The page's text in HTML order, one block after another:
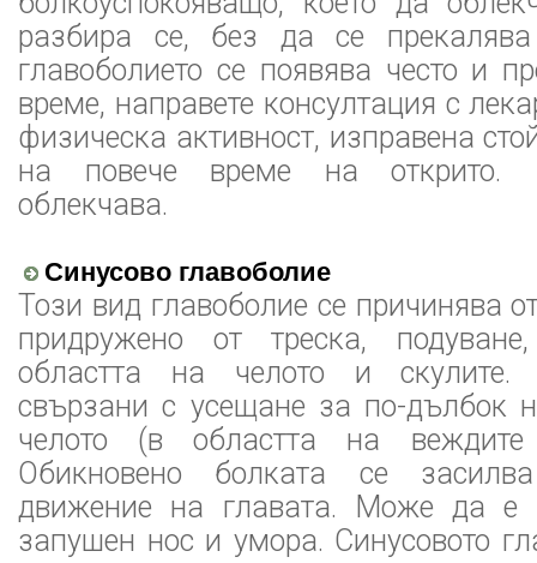
разбира се, без да се
главоболието се появява често и
време, направете консултация с
физическа активност, изправена
на повече време на открито.
облекчава.
Синусово главоболие
Този вид главоболие се причинява
придружено от треска,
областта на челото и скулите.
свързани с усещане за по-дълбок
челото (в областта на
Обикновено болката се
движение на главата. Може да е
запушен нос и умора. Синусовото